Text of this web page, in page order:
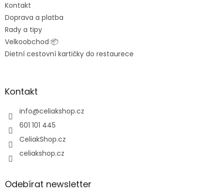
Kontakt
Doprava a platba
Rady a tipy
Velkoobchod 📦
Dietní cestovní kartičky do restaurece
Kontakt
info@celiakshop.cz
601 101 445
CeliakShop.cz
celiakshop.cz
Odebírat newsletter